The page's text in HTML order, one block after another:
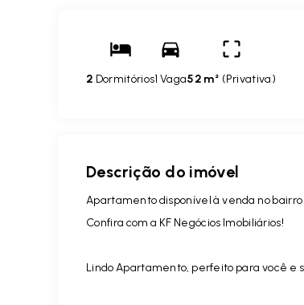
2 Dormitórios1 Vaga52 m² (Privativa)
Descrição do imóvel
Apartamento disponível à venda no
Confira com a KF Negócios Imobiliários!
Lindo Apartamento, perfeito para você e